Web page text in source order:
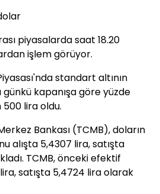
piyasalarda saat 18.20
işlem görüyor.
standart altının
kapanışa göre yüzde
lira oldu.
Bankası (TCMB), doların
alışta 5,4307 lira, satışta
TCMB, önceki efektif
satışta 5,4724 lira olarak